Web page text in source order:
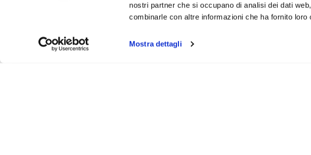
nostri partner che si occupano di analisi dei dati
combinarle con altre informazioni che ha fornito
Mostra dettagli